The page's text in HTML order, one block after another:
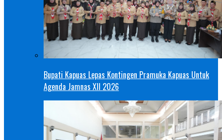
Bupati Kapuas Lepas Kontingen Pramuka Kapuas Untuk
Agenda Jamnas XII 2026